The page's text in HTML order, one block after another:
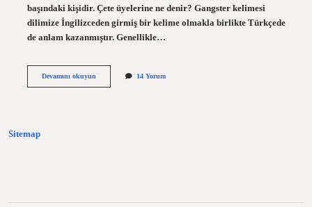
başındaki kişidir. Çete üyelerine ne denir? Gangster kelimesi
dilimize İngilizceden girmiş bir kelime olmakla birlikte Türkçede
de anlam kazanmıştır. Genellikle…
Devamını okuyunÇete
14 Yorum
Sitemap